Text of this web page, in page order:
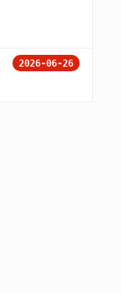
2026-06-26